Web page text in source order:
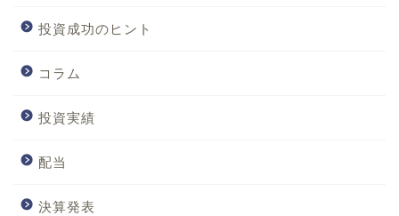
投資成功のヒント
コラム
投資実績
配当
決算発表